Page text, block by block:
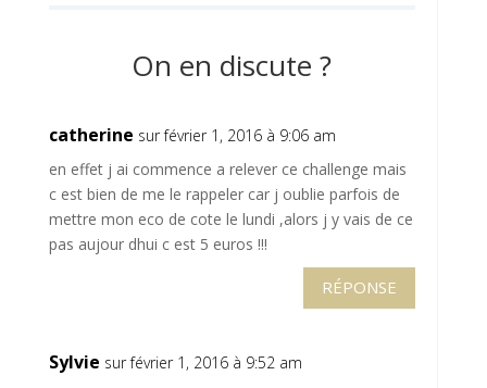
On en discute ?
catherine sur février 1, 2016 à 9:06 am
en effet j ai commence a relever ce challenge mais
c est bien de me le rappeler car j oublie parfois de
mettre mon eco de cote le lundi ,alors j y vais de ce
pas aujour dhui c est 5 euros !!!
RÉPONSE
Sylvie sur février 1, 2016 à 9:52 am